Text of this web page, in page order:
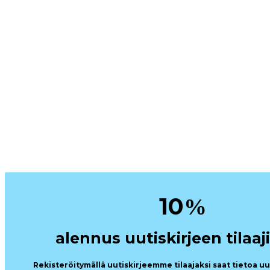
10%
alennus uutiskirjeen
Rekisteröitymällä uutiskirjeemme tilaajaksi saat tietoa